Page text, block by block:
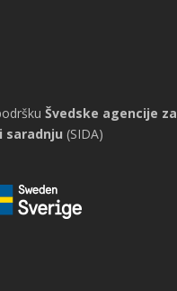
Švedske agencije za
saradnju (SIDA)